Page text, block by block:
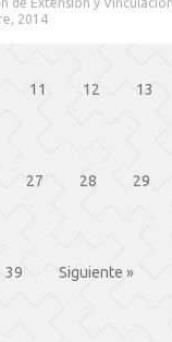
de Extensión y
2014
11 12 13
27 28 29
39 Siguiente »